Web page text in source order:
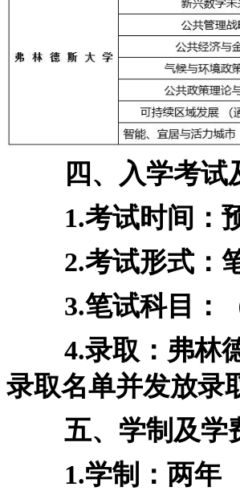
四、入学考试
1.考试时间：预
2.考试形式：
3.笔试科目：（
4.录取：弗林德
录取名单并发放录
五、学制及学
1.学制：两年